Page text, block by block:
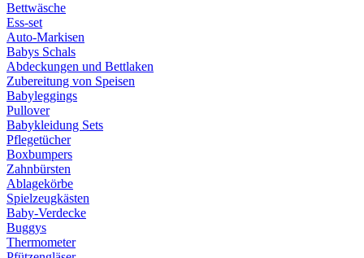
Bettwäsche
Ess-set
Auto-Markisen
Babys Schals
Abdeckungen und Bettlaken
Zubereitung von Speisen
Babyleggings
Pullover
Babykleidung Sets
Pflegetücher
Boxbumpers
Zahnbürsten
Ablagekörbe
Spielzeugkästen
Baby-Verdecke
Buggys
Thermometer